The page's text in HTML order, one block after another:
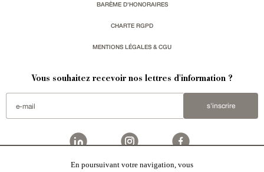
BARÈME D'HONORAIRES
CHARTE RGPD
MENTIONS LÉGALES & CGU
Vous souhaitez recevoir nos lettres d'information ?
s'inscrire
En poursuivant votre navigation, vous